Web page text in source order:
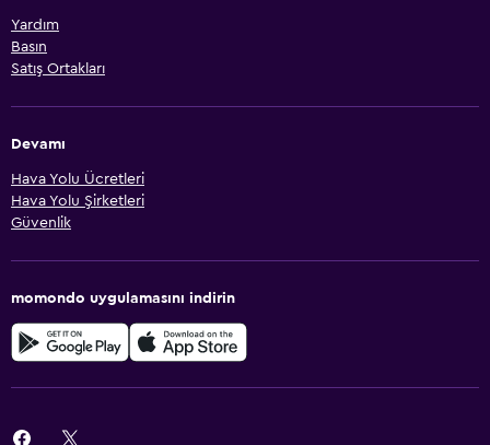
Yardım
Basın
Satış Ortakları
Devamı
Hava Yolu Ücretleri
Hava Yolu Şirketleri
Güvenlik
momondo uygulamasını indirin